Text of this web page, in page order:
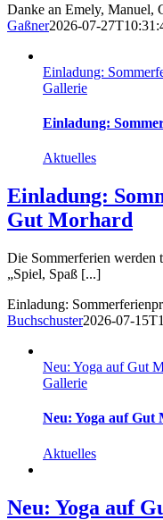
Danke an Emely, Manuel,
Gaßner2026-07-
Einladung:
Gallerie
Einladung:
Aktuelles
Einladung:
Gut Morhard
Die Sommerferien werden
„Spiel, Spaß [...]
Einladung:
Buchschuster2026-07-
Neu: Yoga auf Gut
Gallerie
Neu: Yoga auf Gut
Aktuelles
Neu: Yoga auf